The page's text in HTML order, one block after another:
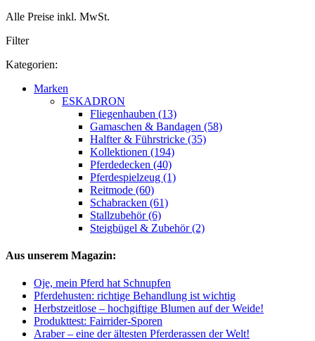
Alle Preise inkl. MwSt.
Filter
Kategorien:
Marken
ESKADRON
Fliegenhauben (13)
Gamaschen & Bandagen (58)
Halfter & Führstricke (35)
Kollektionen (194)
Pferdedecken (40)
Pferdespielzeug (1)
Reitmode (60)
Schabracken (61)
Stallzubehör (6)
Steigbügel & Zubehör (2)
Aus unserem Magazin:
Oje, mein Pferd hat Schnupfen
Pferdehusten: richtige Behandlung ist wichtig
Herbstzeitlose – hochgiftige Blumen auf der Weide!
Produkttest: Fairrider-Sporen
Araber – eine der ältesten Pferderassen der Welt!